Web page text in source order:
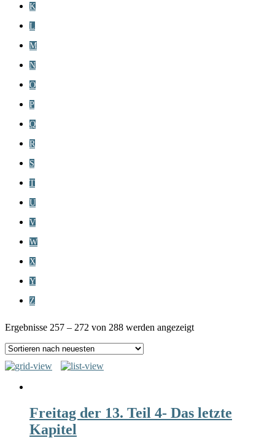
K
L
M
N
O
P
Q
R
S
T
U
V
W
X
Y
Z
Ergebnisse 257 – 272 von 288 werden angezeigt
Freitag der 13. Teil 4- Das letzte
Kapitel